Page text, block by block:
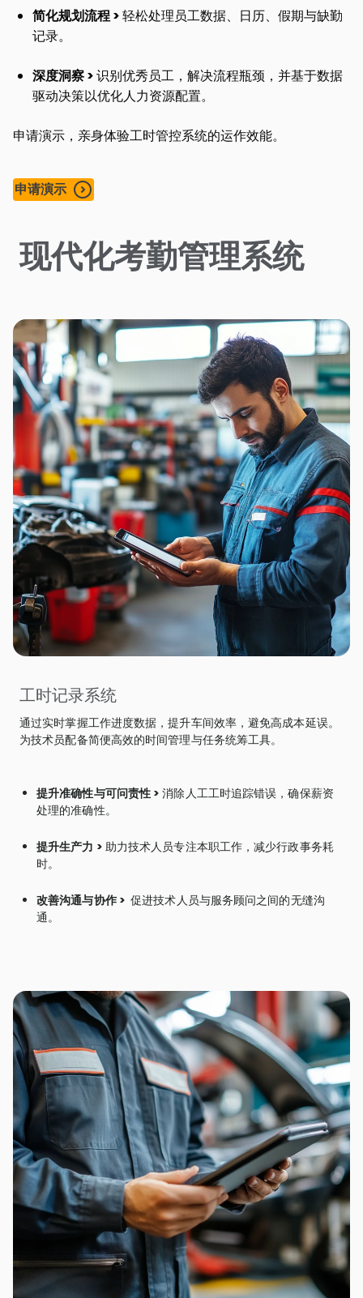
简化规划流程 >轻松处理员工数据、日历、假期与缺勤
记录。
深度洞察 >识别优秀员工，解决流程瓶颈，并基于数据
驱动决策以优化人力资源配置。
申请演示，亲身体验工时管控系统的运作效能。
申请演示
现代化考勤管理系统
工时记录系统
通过实时掌握工作进度数据，提升车间效率，避免高成本延误。
为技术员配备简便高效的时间管理与任务统筹工具。
提升准确性与可问责性 >消除人工工时追踪错误，确保薪资
处理的准确性。
提升生产力 > 助力技术人员专注本职工作，减少行政事务耗
时。
改善沟通与协作 > 促进技术人员与服务顾问之间的无缝沟
通。